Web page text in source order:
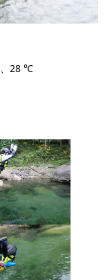
、28 ℃